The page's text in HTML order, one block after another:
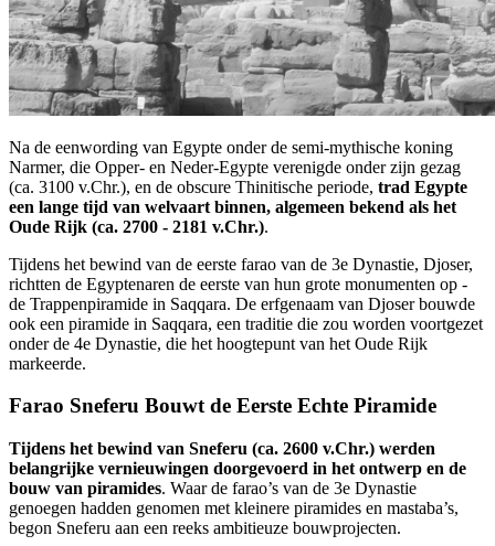
Na de eenwording van Egypte onder de semi-mythische koning
Narmer, die Opper- en Neder-Egypte verenigde onder zijn gezag
(ca. 3100 v.Chr.), en de obscure Thinitische periode, trad Egypte
een lange tijd van welvaart binnen, algemeen bekend als het
Oude Rijk (ca. 2700 - 2181 v.Chr.).
Tijdens het bewind van de eerste farao van de 3e Dynastie, Djoser,
richtten de Egyptenaren de eerste van hun grote monumenten op -
de Trappenpiramide in Saqqara. De erfgenaam van Djoser bouwde
ook een piramide in Saqqara, een traditie die zou worden voortgezet
onder de 4e Dynastie, die het hoogtepunt van het Oude Rijk
markeerde.
Farao Sneferu Bouwt de Eerste Echte Piramide
Tijdens het bewind van Sneferu (ca. 2600 v.Chr.) werden
belangrijke vernieuwingen doorgevoerd in het ontwerp en de
bouw van piramides. Waar de farao’s van de 3e Dynastie
genoegen hadden genomen met kleinere piramides en mastaba’s,
begon Sneferu aan een reeks ambitieuze bouwprojecten.